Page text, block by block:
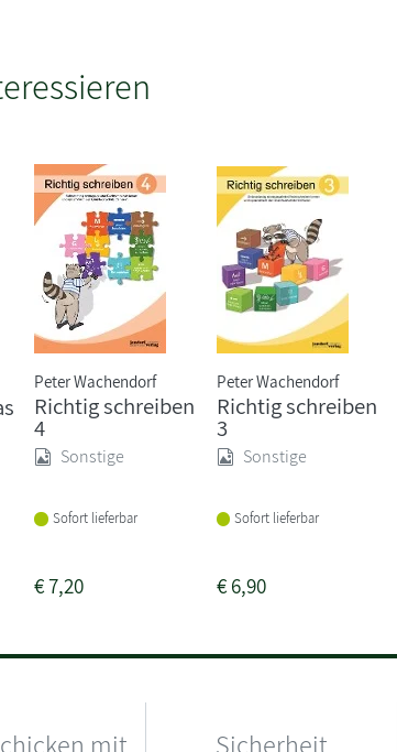
Peter Wachendorf
Richtig schreiben
4
Sonstige
Sofort lieferbar
€7,20
Peter Wachendorf
Richtig schreiben
3
Sonstige
Sofort lieferbar
€6,90
mit Sicherheit